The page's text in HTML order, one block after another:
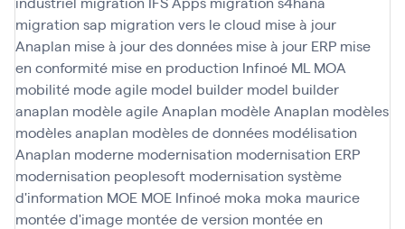
migration sap migration vers le cloud mise à jour
Anaplan mise à jour des données mise à jour ERP mise
en conformité mise en production Infinoé ML MOA
mobilité mode agile model builder model builder
anaplan modèle agile Anaplan modèle Anaplan modèles
modèles anaplan modèles de données modélisation
Anaplan moderne modernisation modernisation ERP
modernisation peoplesoft modernisation système
d'information MOE MOE Infinoé moka moka maurice
montée d'image montée de version montée en